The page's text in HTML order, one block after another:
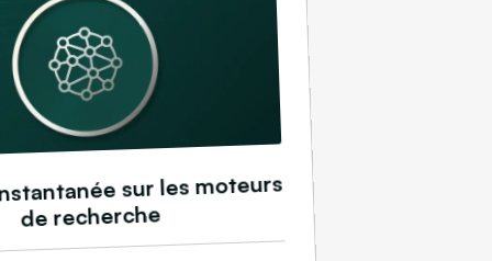
sur les moteurs
de recherche